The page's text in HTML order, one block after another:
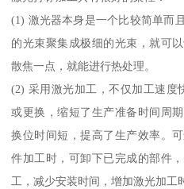
(1) 激光器本身是一个比较简单而
的光束聚集成极细的光束，就可
散焦一点，就能进行热处理。
(2) 采用激光加工，不仅加工速
或更换，缩短了生产准备时间周
换位时间短，提高了生产效率。
件加工时，可卸下已完成的部件
工，减少安装时间，增加激光加工